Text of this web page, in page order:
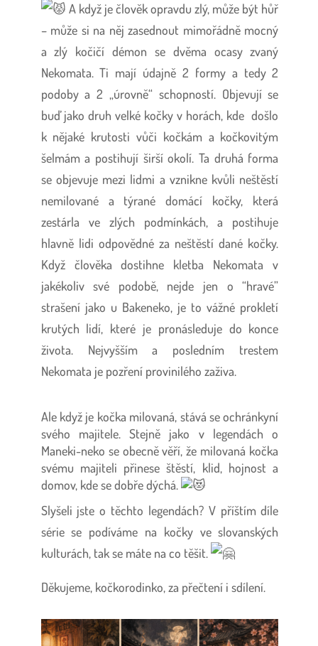
A když je člověk opravdu zlý, může být hůř
– může si na něj zasednout mimořádně mocný
a zlý kočičí démon se dvěma ocasy zvaný
Nekomata. Ti mají údajně 2 formy a tedy 2
podoby a 2 „úrovně“ schopností. Objevují se
buď jako druh velké kočky v horách, kde došlo
k nějaké krutosti vůči kočkám a kočkovitým
šelmám a postihují širší okolí. Ta druhá forma
se objevuje mezi lidmi a vznikne kvůli neštěstí
nemilované a týrané domácí kočky, která
zestárla ve zlých podmínkách, a postihuje
hlavně lidi odpovědné za neštěstí dané kočky.
Když člověka dostihne kletba Nekomata v
jakékoliv své podobě, nejde jen o “hravé”
strašení jako u Bakeneko, je to vážné prokletí
krutých lidí, které je pronásleduje do konce
života. Nejvyšším a posledním trestem
Nekomata je pozření provinilého zaživa.
Ale když je kočka milovaná, stává se ochránkyní
svého majitele. Stejně jako v legendách o
Maneki-neko se obecně věří, že milovaná kočka
svému majiteli přinese štěstí, klid, hojnost a
domov, kde se dobře dýchá.
Slyšeli jste o těchto legendách? V příštím díle
série se podíváme na kočky ve slovanských
kulturách, tak se máte na co těšit.
Děkujeme, kočkorodinko, za přečtení i sdílení.